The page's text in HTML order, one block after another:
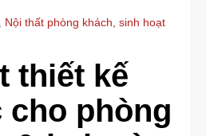
Nội thất phòng khách, sinh hoạt
thiết kế
cho phòng